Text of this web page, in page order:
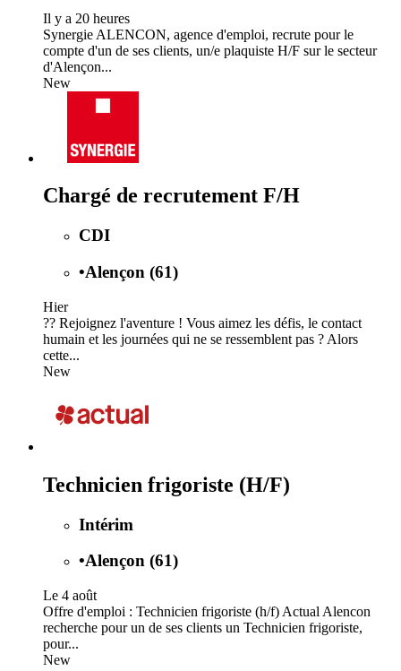
Il y a 20 heures
Synergie ALENCON, agence d'emploi, recrute pour le
compte d'un de ses clients, un/e plaquiste H/F sur le secteur
d'Alençon...
New
Chargé de recrutement F/H
CDI
•Alençon (61)
Hier
?? Rejoignez l'aventure ! Vous aimez les défis, le contact
humain et les journées qui ne se ressemblent pas ? Alors
cette...
New
Technicien frigoriste (H/F)
Intérim
•Alençon (61)
Le 4 août
Offre d'emploi : Technicien frigoriste (h/f) Actual Alencon
recherche pour un de ses clients un Technicien frigoriste,
pour...
New